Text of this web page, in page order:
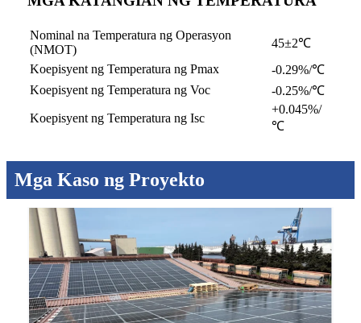
Nominal na Temperatura ng Operasyon
(NMOT)
45±2℃
Koepisyent ng Temperatura ng Pmax
-0.29%/℃
Koepisyent ng Temperatura ng Voc
-0.25%/℃
Koepisyent ng Temperatura ng Isc
+0.045%/
℃
Mga Kaso ng Proyekto